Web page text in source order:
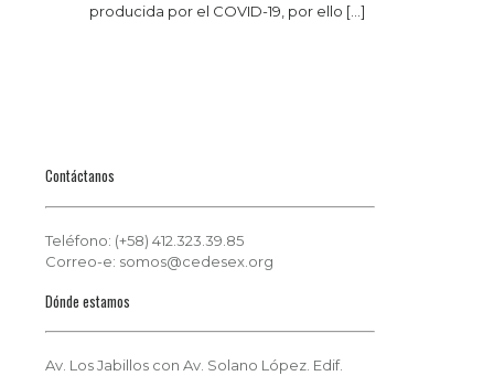
producida por el COVID-19, por ello […]
Contáctanos
Teléfono: (+58) 412.323.39.85
Correo-e: somos@cedesex.org
Dónde estamos
Av. Los Jabillos con Av. Solano López. Edif.